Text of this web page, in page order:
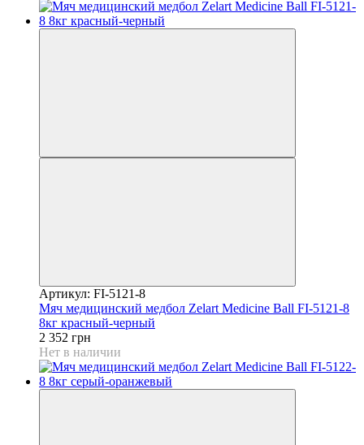
Артикул: FI-5121-8
Мяч медицинский медбол Zelart Medicine Ball FI-5121-8
8кг красный-черный
2 352 грн
Нет в наличии